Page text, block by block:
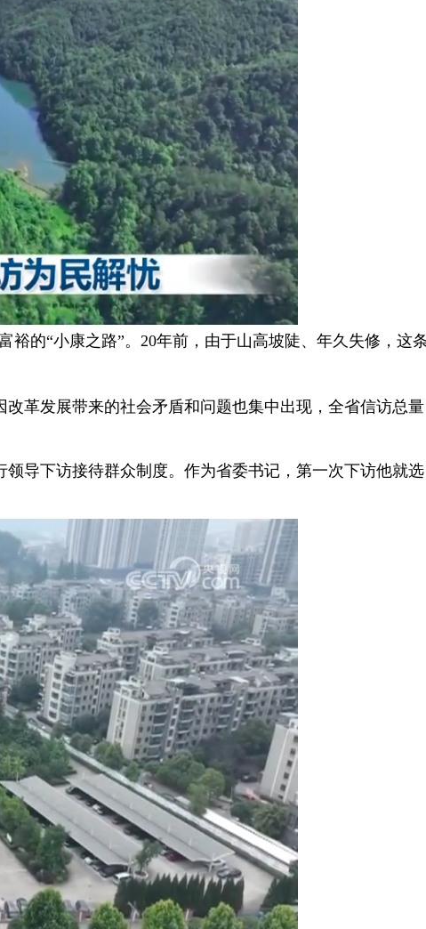
的“小康之路”。20年前，由于山高坡陡、年久失修，这
革发展带来的社会矛盾和问题也集中出现，全省信访总量
导下访接待群众制度。作为省委书记，第一次下访他就选